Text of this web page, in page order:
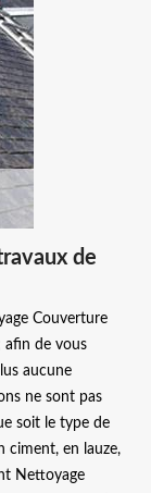
de
Couverture
afin de vous
aucune
ne sont pas
soit le type de
ciment, en lauze,
Nettoyage